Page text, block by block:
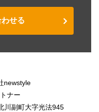
せる
newstyle
ナー
川副町大字光法945